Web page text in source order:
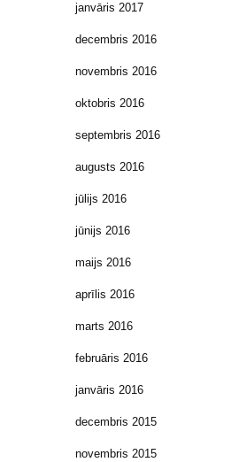
janvāris 2017
decembris 2016
novembris 2016
oktobris 2016
septembris 2016
augusts 2016
jūlijs 2016
jūnijs 2016
maijs 2016
aprīlis 2016
marts 2016
februāris 2016
janvāris 2016
decembris 2015
novembris 2015